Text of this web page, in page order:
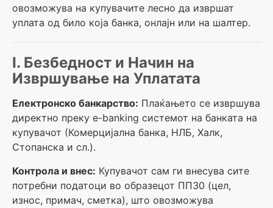
овозможува на купувачите лесно да извршат
уплата од било која банка, онлајн или на шалтер.
I. Безбедност и Начин на
Извршување на Уплатата
Електронско банкарство: Плаќањето се извршува
директно преку e-banking системот на банката на
купувачот (Комерцијална банка, НЛБ, Халк,
Стопанска и сл.).
Контрола и внес: Купувачот сам ги внесува сите
потребни податоци во образецот ПП30 (цел,
износ, примач, сметка), што овозможува